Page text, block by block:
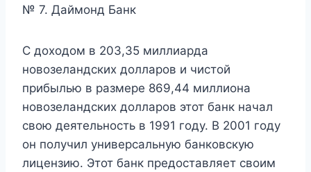
№ 7. Даймонд Банк
С доходом в 203,35 миллиарда
новозеландских долларов и чистой
прибылью в размере 869,44 миллиона
новозеландских долларов этот банк начал
свою деятельность в 1991 году. В 2001 году
он получил универсальную банковскую
лицензию. Этот банк предоставляет своим